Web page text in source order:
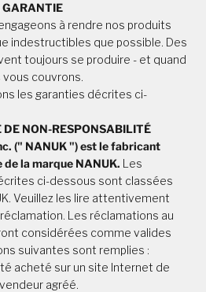
GARANTIE
à rendre nos produits
indestructibles que possible. Des
toujours se produire - et quand
couvrons.
les garanties décrites ci-
NON-RESPONSABILITÉ
(" NANUK ") est le fabricant
la marque NANUK. Les
ci-dessous sont classées
Veuillez les lire attentivement
Les réclamations au
considérées comme valides
suivantes sont remplies :
acheté sur un site Internet de
agréé.